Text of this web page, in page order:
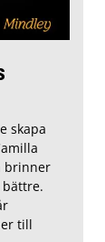
skapa
brinner
till